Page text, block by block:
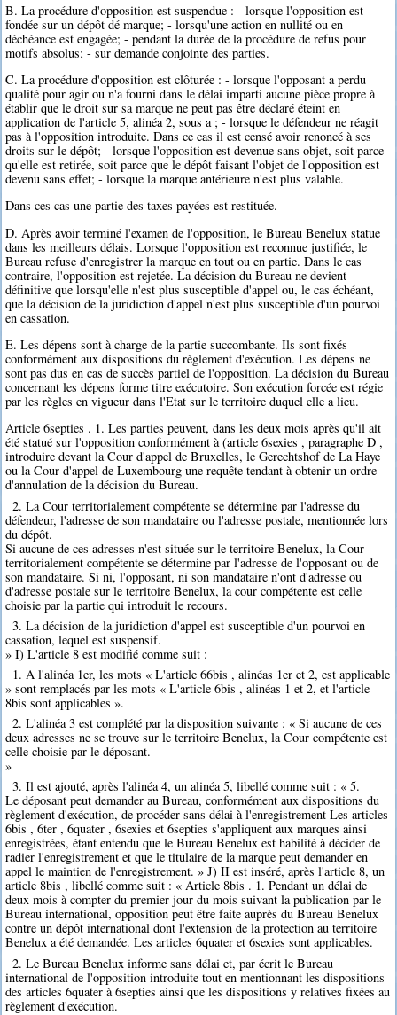
B. La procédure d'opposition est suspendue : - lorsque l'opposition est
fondée sur un dépôt dé marque; - lorsqu'une action en nullité ou en
déchéance est engagée; - pendant la durée de la procédure de refus pour
motifs absolus; - sur demande conjointe des parties.
C. La procédure d'opposition est clôturée : - lorsque l'opposant a perdu
qualité pour agir ou n'a fourni dans le délai imparti aucune pièce propre à
établir que le droit sur sa marque ne peut pas être déclaré éteint en
application de l'article 5, alinéa 2, sous a ; - lorsque le défendeur ne réagit
pas à l'opposition introduite. Dans ce cas il est censé avoir renoncé à ses
droits sur le dépôt; - lorsque l'opposition est devenue sans objet, soit parce
qu'elle est retirée, soit parce que le dépôt faisant l'objet de l'opposition est
devenu sans effet; - lorsque la marque antérieure n'est plus valable.
Dans ces cas une partie des taxes payées est restituée.
D. Après avoir terminé l'examen de l'opposition, le Bureau Benelux statue
dans les meilleurs délais. Lorsque l'opposition est reconnue justifiée, le
Bureau refuse d'enregistrer la marque en tout ou en partie. Dans le cas
contraire, l'opposition est rejetée. La décision du Bureau ne devient
définitive que lorsqu'elle n'est plus susceptible d'appel ou, le cas échéant,
que la décision de la juridiction d'appel n'est plus susceptible d'un pourvoi
en cassation.
E. Les dépens sont à charge de la partie succombante. Ils sont fixés
conformément aux dispositions du règlement d'exécution. Les dépens ne
sont pas dus en cas de succès partiel de l'opposition. La décision du Bureau
concernant les dépens forme titre exécutoire. Son exécution forcée est régie
par les règles en vigueur dans l'Etat sur le territoire duquel elle a lieu.
Article 6septies . 1. Les parties peuvent, dans les deux mois après qu'il ait
été statué sur l'opposition conformément à (article 6sexies , paragraphe D ,
introduire devant la Cour d'appel de Bruxelles, le Gerechtshof de La Haye
ou la Cour d'appel de Luxembourg une requête tendant à obtenir un ordre
d'annulation de la décision du Bureau.
2. La Cour territorialement compétente se détermine par l'adresse du
défendeur, l'adresse de son mandataire ou l'adresse postale, mentionnée lors
du dépôt.
Si aucune de ces adresses n'est située sur le territoire Benelux, la Cour
territorialement compétente se détermine par l'adresse de l'opposant ou de
son mandataire. Si ni, l'opposant, ni son mandataire n'ont d'adresse ou
d'adresse postale sur le territoire Benelux, la cour compétente est celle
choisie par la partie qui introduit le recours.
3. La décision de la juridiction d'appel est susceptible d'un pourvoi en
cassation, lequel est suspensif.
» I) L'article 8 est modifié comme suit :
1. A l'alinéa 1er, les mots « L'article 66bis , alinéas 1er et 2, est applicable
» sont remplacés par les mots « L'article 6bis , alinéas 1 et 2, et l'article
8bis sont applicables ».
2. L'alinéa 3 est complété par la disposition suivante : « Si aucune de ces
deux adresses ne se trouve sur le territoire Benelux, la Cour compétente est
celle choisie par le déposant.
»
3. Il est ajouté, après l'alinéa 4, un alinéa 5, libellé comme suit : « 5.
Le déposant peut demander au Bureau, conformément aux dispositions du
règlement d'exécution, de procéder sans délai à l'enregistrement Les articles
6bis , 6ter , 6quater , 6sexies et 6septies s'appliquent aux marques ainsi
enregistrées, étant entendu que le Bureau Benelux est habilité à décider de
radier l'enregistrement et que le titulaire de la marque peut demander en
appel le maintien de l'enregistrement. » J) II est inséré, après l'article 8, un
article 8bis , libellé comme suit : « Article 8bis . 1. Pendant un délai de
deux mois à compter du premier jour du mois suivant la publication par le
Bureau international, opposition peut être faite auprès du Bureau Benelux
contre un dépôt international dont l'extension de la protection au territoire
Benelux a été demandée. Les articles 6quater et 6sexies sont applicables.
2. Le Bureau Benelux informe sans délai et, par écrit le Bureau
international de l'opposition introduite tout en mentionnant les dispositions
des articles 6quater à 6septies ainsi que les dispositions y relatives fixées au
règlement d'exécution.